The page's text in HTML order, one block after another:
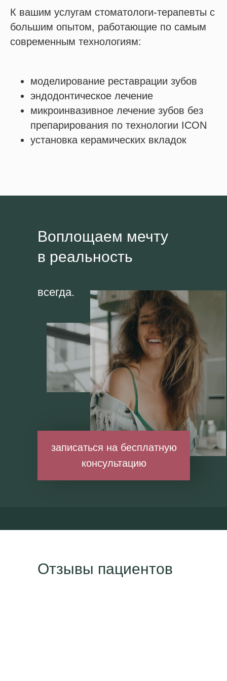
К вашим услугам стоматологи-терапевты с
большим опытом, работающие по самым
современным технологиям:
моделирование реставрации зубов
эндодонтическое лечение
микроинвазивное лечение зубов без
препарирования по технологии ICON
установка керамических вкладок
Воплощаем мечту
в реальность
всегда.
записаться на бесплатную
консультацию
Отзывы пациентов